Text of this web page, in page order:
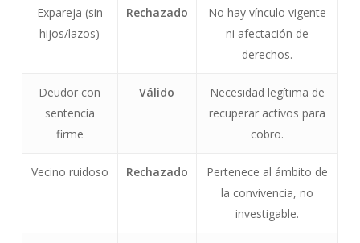
Expareja (sin
hijos/lazos)
Rechazado
No hay vínculo vigente
ni afectación de
derechos.
Deudor con
sentencia
firme
Válido
Necesidad legítima de
recuperar activos para
cobro.
Vecino ruidoso Rechazado
Pertenece al ámbito de
la convivencia, no
investigable.